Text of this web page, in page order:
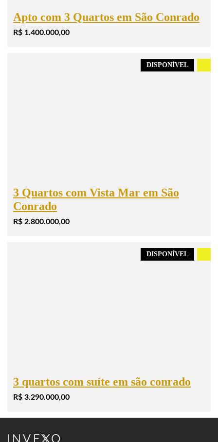
Apto com 3 Quartos em São Conrado
R$ 1.400.000,00
DISPONÍVEL
3 Quartos com Vista Mar em São
Conrado
R$ 2.800.000,00
DISPONÍVEL
3 quartos com suíte em são conrado
R$ 3.290.000,00